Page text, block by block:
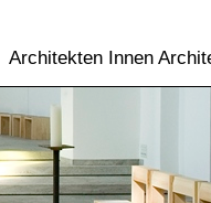
Architekten Innen